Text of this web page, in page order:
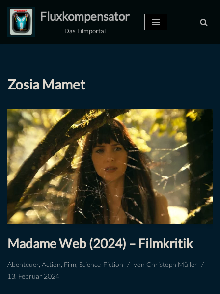
Zum
Inhalt
Fluxkompensator
Das Filmportal
Zosia Mamet
Madame Web (2024) – Filmkritik
Abenteuer Action Film Science-Fiction von Christoph Müller
13. Februar 2024